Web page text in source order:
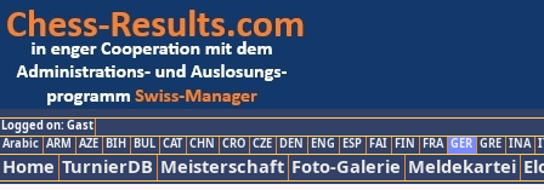
Logged on: Gast
Arabic ARM AZE BIH BUL CAT CHN CRO CZE DEN ENG ESP FAI FIN FRA GER GRE INA
Home TurnierDB Meisterschaft Foto-Galerie Meldekartei